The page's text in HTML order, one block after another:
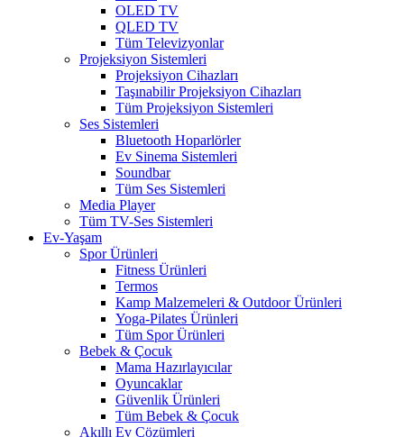
OLED TV
QLED TV
Tüm Televizyonlar
Projeksiyon Sistemleri
Projeksiyon Cihazları
Taşınabilir Projeksiyon Cihazları
Tüm Projeksiyon Sistemleri
Ses Sistemleri
Bluetooth Hoparlörler
Ev Sinema Sistemleri
Soundbar
Tüm Ses Sistemleri
Media Player
Tüm TV-Ses Sistemleri
Ev-Yaşam
Spor Ürünleri
Fitness Ürünleri
Termos
Kamp Malzemeleri & Outdoor Ürünleri
Yoga-Pilates Ürünleri
Tüm Spor Ürünleri
Bebek & Çocuk
Mama Hazırlayıcılar
Oyuncaklar
Güvenlik Ürünleri
Tüm Bebek & Çocuk
Akıllı Ev Çözümleri